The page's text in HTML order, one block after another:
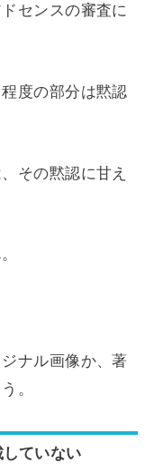
センスの審査に
度の部分は黙認
その黙認に甘え
ナル画像か、著
。
ていない